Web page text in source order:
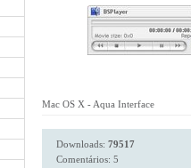
Mac OS X - Aqua Interface
Downloads: 79517
Comentários: 5